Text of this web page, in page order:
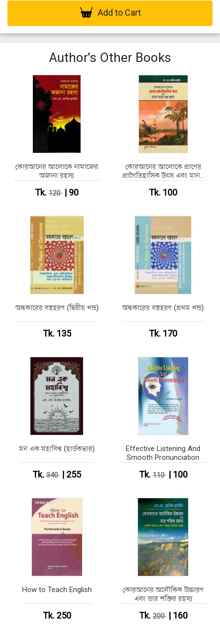
Add to Cart
Author's Other Books
কোরআনের আলোকে নামাজের
অজানা রহস্য
Tk.120| 90
কোরআনের আলোকে প্রাণের
প্রাগৈতিহাসিক উৎস এবং মানব
Tk. 100
অন্ধকারের বস্ত্রহরণ (দ্বিতীয় খন্ড)
Tk. 135
অন্ধকারের বস্ত্রহরণ (প্রথম খন্ড)
Tk. 170
মন এক মহাবিশ্ব (হার্ডকভার)
Tk.340| 255
Effective Listening And
Smooth Pronunciation
Tk.110| 100
How to Teach English
Tk. 250
কোরআনের অলৌকিক উচ্চারণ
এবং তার শক্তির রহস্য
Tk.200| 160